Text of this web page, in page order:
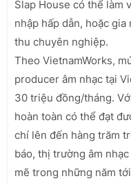
Slap House có thể làm
nhập hấp dẫn, hoặc
thu chuyên nghiệp.
Theo VietnamWorks,
producer âm nhạc tại
30 triệu đồng/tháng.
hoàn toàn có thể đạt
chí lên đến hàng trăm
báo, thị trường âm
mẽ trong những năm